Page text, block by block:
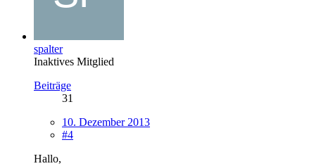
spalter
Inaktives Mitglied
Beiträge
31
10. Dezember 2013
#4
Hallo,